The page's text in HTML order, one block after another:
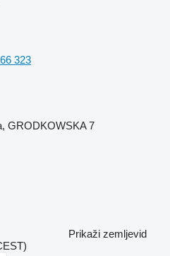
323
GRODKOWSKA 7
Prikaži zemljevid